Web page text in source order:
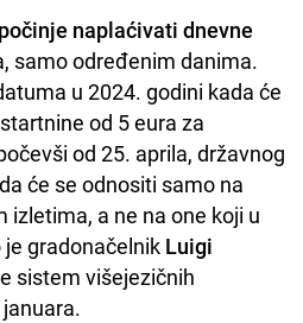
naplaćivati dnevne
samo određenim danima.
u 2024. godini kada će
od 5 eura za
od 25. aprila, državnog
će se odnositi samo na
a ne na one koji u
gradonačelnik Luigi
sistem višejezičnih